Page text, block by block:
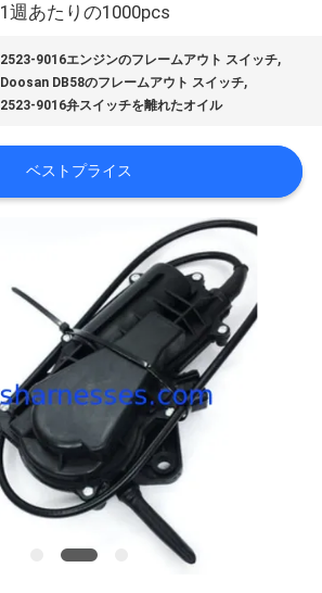
1週あたりの1000pcs
2523-9016エンジンのフレームアウト スイッチ,
Doosan DB58のフレームアウト スイッチ,
2523-9016弁スイッチを離れたオイル
ベストプライス